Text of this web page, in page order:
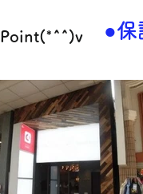
Point(*^^)v ●保